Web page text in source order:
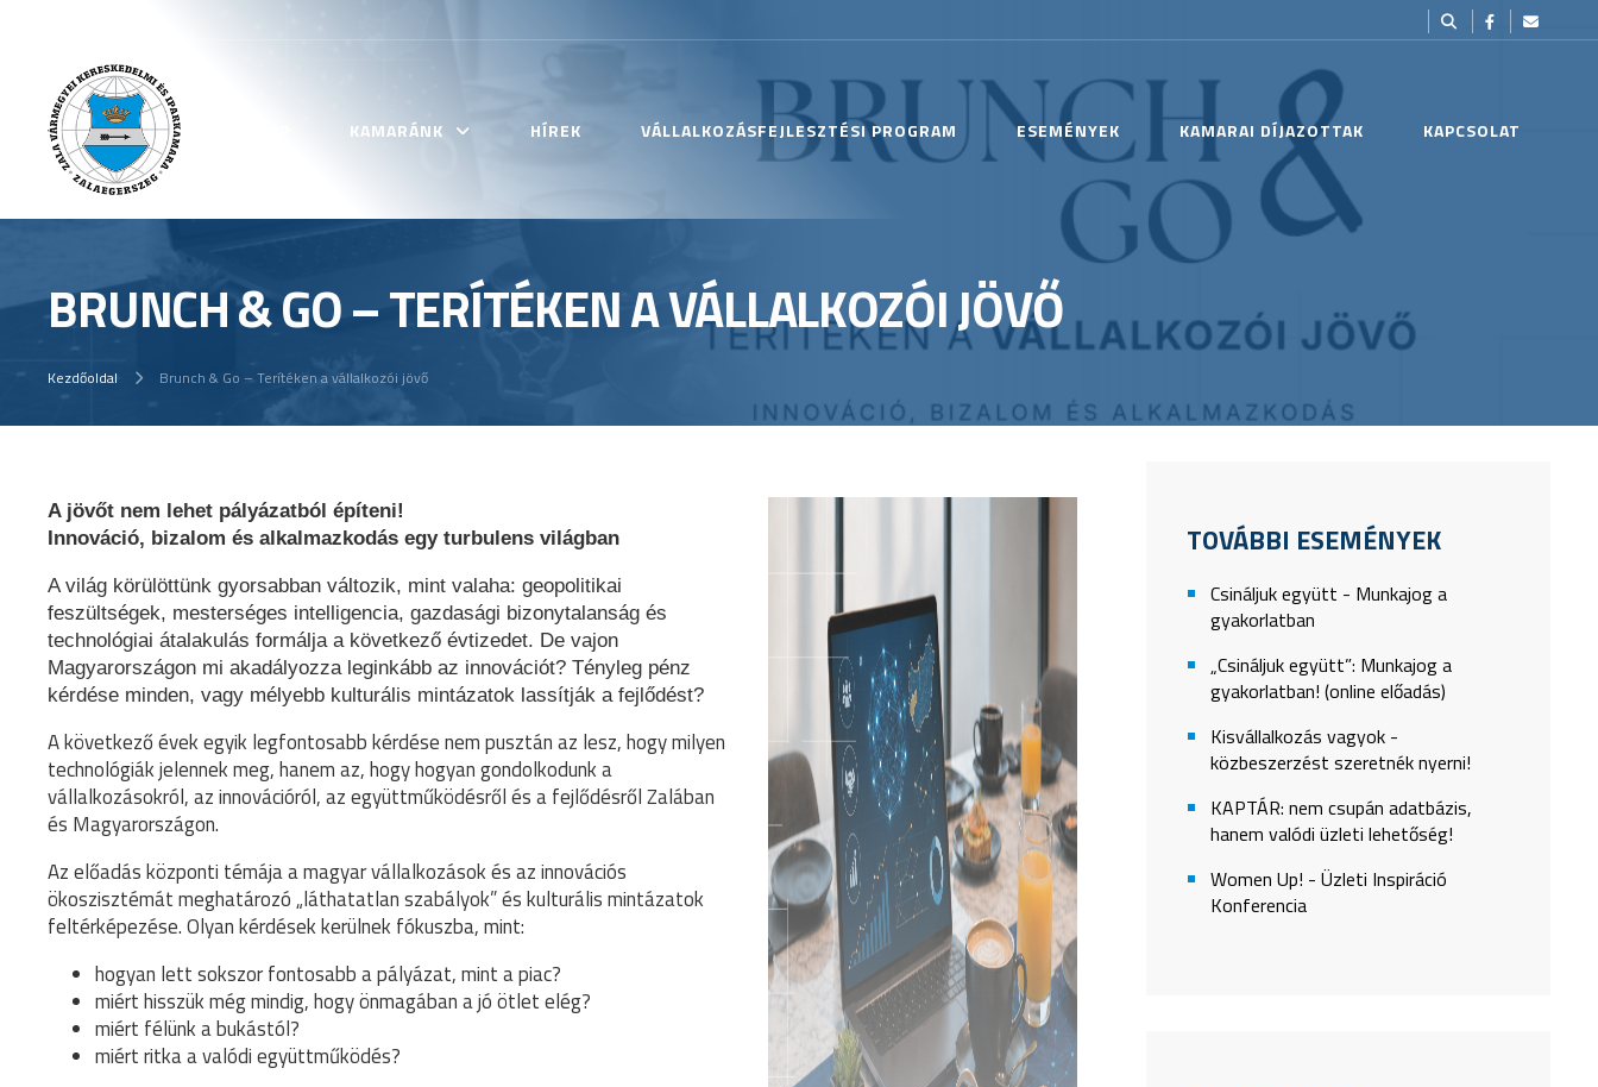
KAMARÁNK HÍREK VÁLLALKOZÁSFEJLESZTÉSI PROGRAM ESEMÉNYEK KAMARAI DÍJAZOTTAK KAPCSOLAT
BRUNCH & GO – TERÍTÉKEN A VÁLLALKOZÓI JÖVŐ
Kezdőoldal Brunch & Go – Terítéken a vállalkozói jövő
A jövőt nem lehet pályázatból építeni!
Innováció, bizalom és alkalmazkodás egy turbulens világban
A világ körülöttünk gyorsabban változik, mint valaha: geopolitikai
feszültségek, mesterséges intelligencia, gazdasági bizonytalanság és
technológiai átalakulás formálja a következő évtizedet. De vajon
Magyarországon mi akadályozza leginkább az innovációt? Tényleg pénz
kérdése minden, vagy mélyebb kulturális mintázatok lassítják a fejlődést?
A következő évek egyik legfontosabb kérdése nem pusztán az lesz, hogy milyen
technológiák jelennek meg, hanem az, hogy hogyan gondolkodunk a
vállalkozásokról, az innovációról, az együttműködésről és a fejlődésről Zalában
és Magyarországon.
Az előadás központi témája a magyar vállalkozások és az innovációs
ökoszisztémát meghatározó „láthatatlan szabályok” és kulturális mintázatok
feltérképezése. Olyan kérdések kerülnek fókuszba, mint:
hogyan lett sokszor fontosabb a pályázat, mint a piac?
miért hisszük még mindig, hogy önmagában a jó ötlet elég?
miért félünk a bukástól?
miért ritka a valódi együttműködés?
TOVÁBBI ESEMÉNYEK
Csináljuk együtt - Munkajog a
gyakorlatban
„Csináljuk együtt”: Munkajog a
gyakorlatban! (online előadás)
Kisvállalkozás vagyok -
közbeszerzést szeretnék nyerni!
KAPTÁR: nem csupán adatbázis,
hanem valódi üzleti lehetőség!
Women Up! - Üzleti Inspiráció
Konferencia